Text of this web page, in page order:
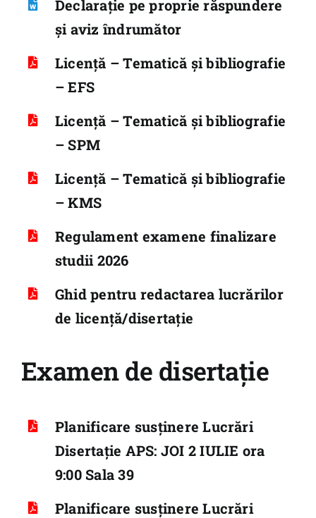
Declarație pe proprie răspundere
și aviz îndrumător
Licență – Tematică și bibliografie
– EFS
Licență – Tematică și bibliografie
– SPM
Licență – Tematică și bibliografie
– KMS
Regulament examene finalizare
studii 2026
Ghid pentru redactarea lucrărilor
de licență/disertație
Examen de disertație
Planificare susținere Lucrări
Disertație APS: JOI 2 IULIE ora
9:00 Sala 39
Planificare susținere Lucrări